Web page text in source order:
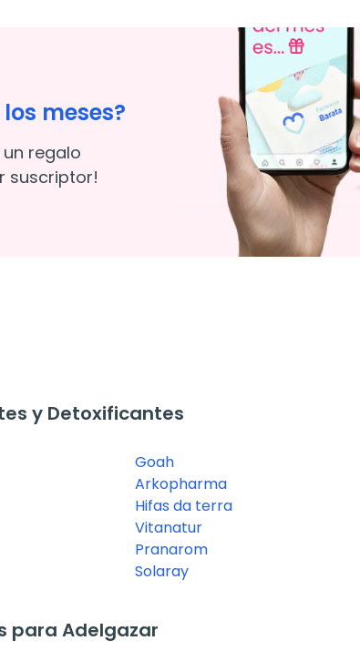
meses?
regalo
suscriptor!
y Detoxificantes
Goah
Arkopharma
Hifas da terra
Vitanatur
Pranarom
Solaray
para Adelgazar